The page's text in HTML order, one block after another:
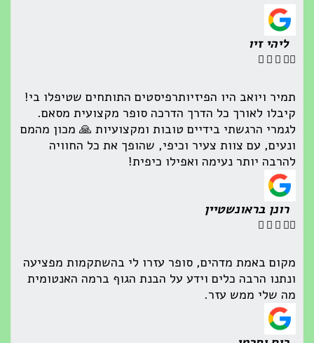
ליהי זיו

תמיר ויואב היו הפיזיותרפיסטים התותחים שטיפלו בי!
קיבלו לאורך כל הדרך הדרכה סופר מקצועית מסאם.
לגמרי הרגשתי בידיים טובות ומקצועיות 🙏 מכון מהמם
ונעים, עם צוות צעיר וכיפי, שהופך את כל החוויה
להרבה יותר נעימה ואפילו כיפית!
רונן בראונשטיין

מקום באמת מדהים, סופר עזרו לי בהשתקמות מפציעה
ונתנו הרבה כלים וידע על הבנת הגוף ברמה האנטומית
מה שלי ממש עזר.